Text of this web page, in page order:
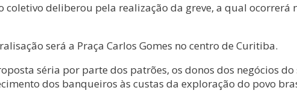
coletivo deliberou pela realização da greve, a qual
será a Praça Carlos Gomes no centro de Curitiba.
séria por parte dos patrões, os donos dos negócios
dos banqueiros às custas da exploração do povo